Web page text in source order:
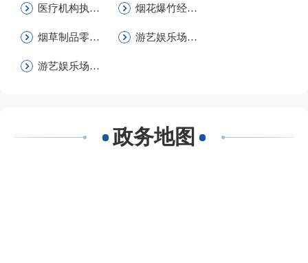
医疗机构执业登记（新办）一件事 烟花爆竹经营（零售）许可首次申请
烟草制品零售许可（县级权限） 游艺娱乐场所《娱乐经营许可证》注销
游艺娱乐场所设立审批一件事
政务地图